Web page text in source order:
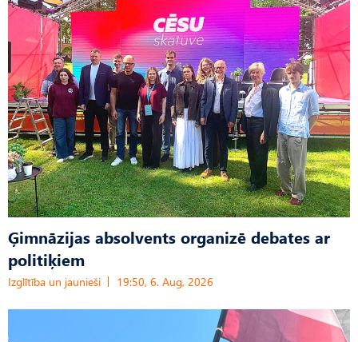
Ģimnāzijas absolvents organizē debates ar
politiķiem
Izglītība un jaunieši 19:50, 6. Aug, 2026